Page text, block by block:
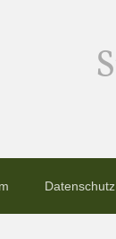
Datenschutz